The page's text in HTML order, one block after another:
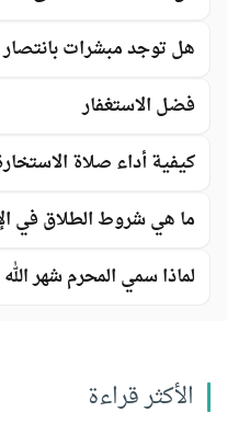
هل توجد مبشرات بانتصار
فضل الاستغفار
كيفية أداء صلاة
ما هي شروط الطلاق في
لماذا سمي المحرم شهر الله
الأكثر قراءة